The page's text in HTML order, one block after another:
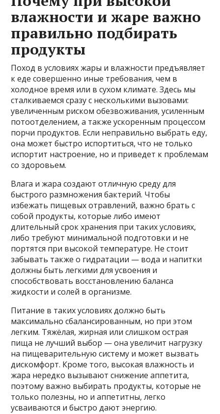
влажности и жаре важно
правильно подбирать
продукты
Поход в условиях жары и влажности предъявляет
к еде совершенно иные требования, чем в
холодное время или в сухом климате. Здесь мы
сталкиваемся сразу с несколькими вызовами:
увеличенным риском обезвоживания, усиленным
потоотделением, а также ускоренным процессом
порчи продуктов. Если неправильно выбрать еду,
она может быстро испортиться, что не только
испортит настроение, но и приведет к проблемам
со здоровьем.
Влага и жара создают отличную среду для
быстрого размножения бактерий. Чтобы
избежать пищевых отравлений, важно брать с
собой продукты, которые либо имеют
длительный срок хранения при таких условиях,
либо требуют минимальной подготовки и не
портятся при высокой температуре. Не стоит
забывать также о гидратации — вода и напитки
должны быть легкими для усвоения и
способствовать восстановлению баланса
жидкости и солей в организме.
Питание в таких условиях должно быть
максимально сбалансированным, но при этом
легким. Тяжёлая, жирная или слишком острая
пища не лучший выбор — она увеличит нагрузку
на пищеварительную систему и может вызвать
дискомфорт. Кроме того, высокая влажность и
жара нередко вызывают снижение аппетита,
поэтому важно выбирать продукты, которые не
только полезны, но и аппетитны, легко
усваиваются и быстро дают энергию.